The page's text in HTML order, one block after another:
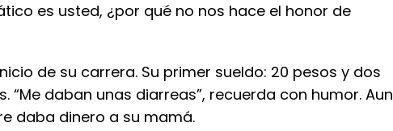
es usted, ¿por qué no nos hace el honor de
de su carrera. Su primer sueldo: 20 pesos y dos
“Me daban unas diarreas”, recuerda con humor. Aun
daba dinero a su mamá.